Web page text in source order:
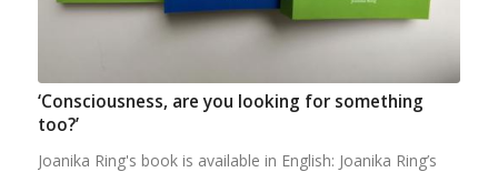
‘Consciousness, are you looking for something
too?’
Joanika Ring's book is available in English: Joanika Ring’s